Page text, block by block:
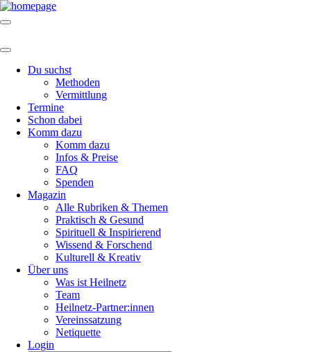
Du suchst
Methoden
Vermittlung
Termine
Schon dabei
Komm dazu
Komm dazu
Infos & Preise
FAQ
Spenden
Magazin
Alle Rubriken & Themen
Praktisch & Gesund
Spirituell & Inspirierend
Wissend & Forschend
Kulturell & Kreativ
Über uns
Was ist Heilnetz
Team
Heilnetz-Partner:innen
Vereinssatzung
Netiquette
Login